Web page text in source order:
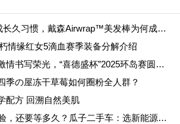
将“每日造型”变成长久习惯，戴森Airwrap™美发棒为何成为最好的“美丽投资”？
情缘红女5滴血赛季装备分解介绍
车轮丈量山海，激情书写荣光，“喜德盛杯”2025环岛赛圆满落幕
季の屋冻干草莓如何圈粉全人群？
配方 回溯自然美肌
接近L3的智驾体验，还要等多久？瓜子二手车：选新能源二手车不用等